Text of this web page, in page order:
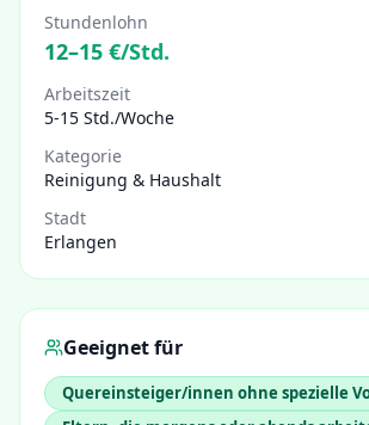
Stundenlohn
12–15 €/Std.
Arbeitszeit
5-15 Std./Woche
Kategorie
Reinigung & Haushalt
Stadt
Erlangen
Geeignet für
Quereinsteiger/innen ohne spezielle